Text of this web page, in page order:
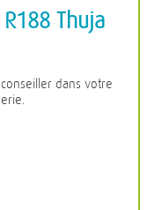
R188 Thuja
dans votre